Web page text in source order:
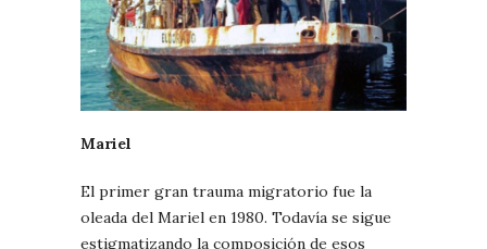
Mariel
El primer gran trauma migratorio fue la
oleada del Mariel en 1980. Todavía se sigue
estigmatizando la composición de esos